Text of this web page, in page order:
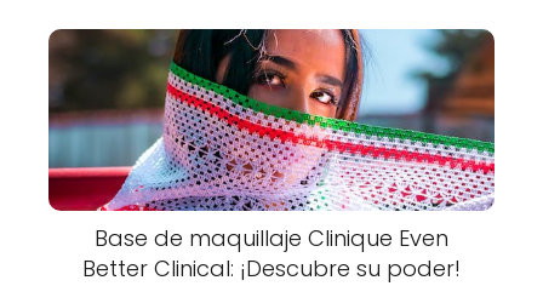
Base de maquillaje Clinique Even
Better Clinical: ¡Descubre su poder!